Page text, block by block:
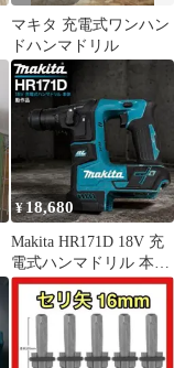
マキタ 充電式ワンハン
ドハンマドリル
¥ 18,680
Makita HR171D 18V 充
電式ハンマドリル 本体
動作品